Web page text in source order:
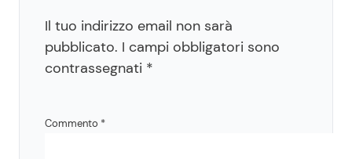
Il tuo indirizzo email non sarà
pubblicato. I campi obbligatori sono
contrassegnati *
Commento *